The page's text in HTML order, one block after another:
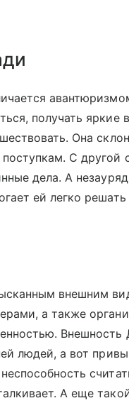
получать яркие
Она
С другой
дела. А
ей легко
внешним
а также
Внешность
людей, а вот
А еще